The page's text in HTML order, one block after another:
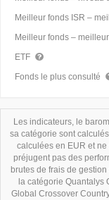
Meilleur fonds ISR –
Meilleur fonds –
ETF
Fonds le plus consulté
Les indicateurs, le
sa catégorie sont
calculées en EUR et
préjugent pas des
brutes de frais de
la catégorie Quantalys
Global Crossover